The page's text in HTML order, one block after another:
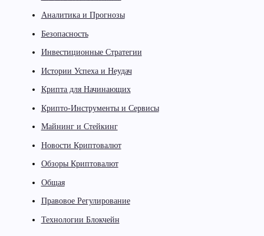
Аналитика и Прогнозы
Безопасность
Инвестиционные Стратегии
Истории Успеха и Неудач
Крипта для Начинающих
Крипто-Инструменты и Сервисы
Майнинг и Стейкинг
Новости Криптовалют
Обзоры Криптовалют
Общая
Правовое Регулирование
Технологии Блокчейн